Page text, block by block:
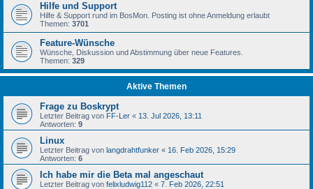
Hilfe und Support
Hilfe & Support rund im BosMon. Posting ist ohne Anmeldung erlaubt
Themen: 3701
Feature-Wünsche
Wünsche, Diskussion und Abstimmung über neue Features.
Themen: 329
Aktive Themen
Frage zu Boskrypt
Letzter Beitrag von FF-Ler « 13. Jul 2026, 13:11
Antworten: 9
Linux
Letzter Beitrag von langdrahtfunker « 16. Feb 2026, 15:29
Antworten: 6
Ich habe mir die Beta mal angeschaut
Letzter Beitrag von felixludwig112 « 7. Feb 2026, 22:51